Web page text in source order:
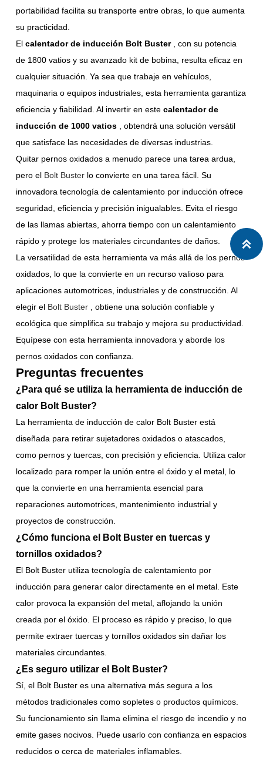
portabilidad facilita su transporte entre obras, lo que aumenta
su practicidad.
Elcalentador de inducción Bolt Buster, con su potencia
de 1800 vatios y su avanzado kit de bobina, resulta eficaz en
cualquier situación. Ya sea que trabaje en vehículos,
maquinaria o equipos industriales, esta herramienta garantiza
eficiencia y fiabilidad. Al invertir en estecalentador de
inducción de 1000 vatios , obtendrá una solución versátil
que satisface las necesidades de diversas industrias.
Quitar pernos oxidados a menudo parece una tarea ardua,
pero el Bolt Buster lo convierte en una tarea fácil. Su
innovadora tecnología de calentamiento por inducción ofrece
seguridad, eficiencia y precisión inigualables. Evita el riesgo
de las llamas abiertas, ahorra tiempo con un calentamiento
rápido y protege los materiales circundantes de daños.
La versatilidad de esta herramienta va más allá de los pernos
oxidados, lo que la convierte en un recurso valioso para
aplicaciones automotrices, industriales y de construcción. Al
elegir el Bolt Buster , obtiene una solución confiable y
ecológica que simplifica su trabajo y mejora su productividad.
Equípese con esta herramienta innovadora y aborde los
pernos oxidados con confianza.
Preguntas frecuentes
¿Para qué se utiliza la herramienta de inducción de
calor Bolt Buster?
La herramienta de inducción de calor Bolt Buster está
diseñada para retirar sujetadores oxidados o atascados,
como pernos y tuercas, con precisión y eficiencia. Utiliza calor
localizado para romper la unión entre el óxido y el metal, lo
que la convierte en una herramienta esencial para
reparaciones automotrices, mantenimiento industrial y
proyectos de construcción.
¿Cómo funciona el Bolt Buster en tuercas y
tornillos oxidados?
El Bolt Buster utiliza tecnología de calentamiento por
inducción para generar calor directamente en el metal. Este
calor provoca la expansión del metal, aflojando la unión
creada por el óxido. El proceso es rápido y preciso, lo que
permite extraer tuercas y tornillos oxidados sin dañar los
materiales circundantes.
¿Es seguro utilizar el Bolt Buster?
Sí, el Bolt Buster es una alternativa más segura a los
métodos tradicionales como sopletes o productos químicos.
Su funcionamiento sin llama elimina el riesgo de incendio y no
emite gases nocivos. Puede usarlo con confianza en espacios
reducidos o cerca de materiales inflamables.
